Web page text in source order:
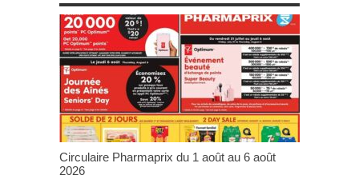
Circulaire Pharmaprix du 1 août au 6 août
2026